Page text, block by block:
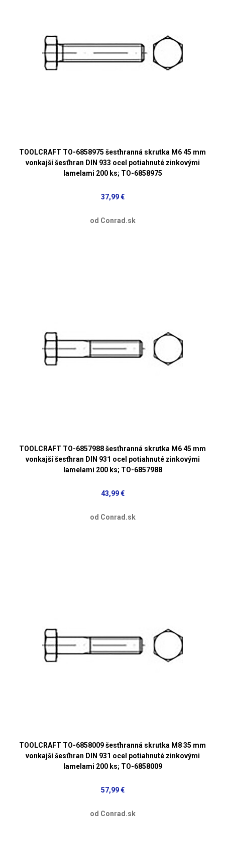
TOOLCRAFT TO-6858975 šesťhranná skrutka M6 45 mm
vonkajší šesťhran DIN 933 ocel potiahnuté zinkovými
lamelami 200 ks; TO-6858975
37,99 €
od Conrad.sk
TOOLCRAFT TO-6857988 šesťhranná skrutka M6 45 mm
vonkajší šesťhran DIN 931 ocel potiahnuté zinkovými
lamelami 200 ks; TO-6857988
43,99 €
od Conrad.sk
TOOLCRAFT TO-6858009 šesťhranná skrutka M8 35 mm
vonkajší šesťhran DIN 931 ocel potiahnuté zinkovými
lamelami 200 ks; TO-6858009
57,99 €
od Conrad.sk